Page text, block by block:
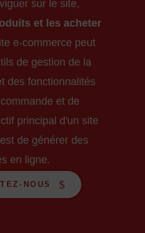
sur le site,
et les acheter
e-commerce peut
de gestion de la
des fonctionnalités
et de
principal d'un site
de générer des
en ligne.
NOUS